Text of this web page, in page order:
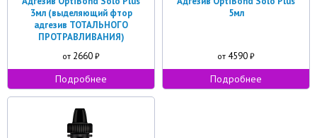
3мл (выделяющий фтор
адгезив ТОТАЛЬНОГО
ПРОТРАВЛИВАНИЯ)
от 2660 ₽
Подробнее
5мл
от 4590 ₽
Подробнее